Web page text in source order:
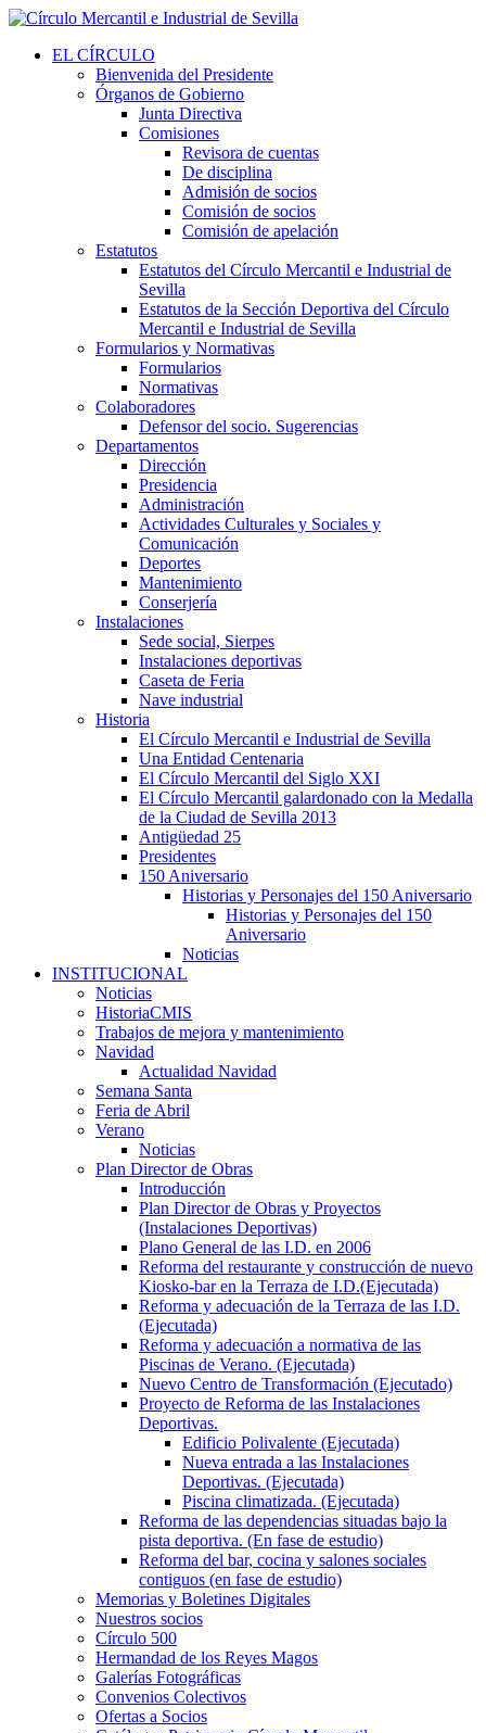
EL CÍRCULO
Bienvenida del Presidente
Órganos de Gobierno
Junta Directiva
Comisiones
Revisora de cuentas
De disciplina
Admisión de socios
Comisión de socios
Comisión de apelación
Estatutos
Estatutos del Círculo Mercantil e Industrial de
Sevilla
Estatutos de la Sección Deportiva del Círculo
Mercantil e Industrial de Sevilla
Formularios y Normativas
Formularios
Normativas
Colaboradores
Defensor del socio. Sugerencias
Departamentos
Dirección
Presidencia
Administración
Actividades Culturales y Sociales y
Comunicación
Deportes
Mantenimiento
Conserjería
Instalaciones
Sede social, Sierpes
Instalaciones deportivas
Caseta de Feria
Nave industrial
Historia
El Círculo Mercantil e Industrial de Sevilla
Una Entidad Centenaria
El Círculo Mercantil del Siglo XXI
El Círculo Mercantil galardonado con la Medalla
de la Ciudad de Sevilla 2013
Antigüedad 25
Presidentes
150 Aniversario
Historias y Personajes del 150 Aniversario
Historias y Personajes del 150
Aniversario
Noticias
INSTITUCIONAL
Noticias
HistoriaCMIS
Trabajos de mejora y mantenimiento
Navidad
Actualidad Navidad
Semana Santa
Feria de Abril
Verano
Noticias
Plan Director de Obras
Introducción
Plan Director de Obras y Proyectos
(Instalaciones Deportivas)
Plano General de las I.D. en 2006
Reforma del restaurante y construcción de nuevo
Kiosko-bar en la Terraza de I.D.(Ejecutada)
Reforma y adecuación de la Terraza de las I.D.
(Ejecutada)
Reforma y adecuación a normativa de las
Piscinas de Verano. (Ejecutada)
Nuevo Centro de Transformación (Ejecutado)
Proyecto de Reforma de las Instalaciones
Deportivas.
Edificio Polivalente (Ejecutada)
Nueva entrada a las Instalaciones
Deportivas. (Ejecutada)
Piscina climatizada. (Ejecutada)
Reforma de las dependencias situadas bajo la
pista deportiva. (En fase de estudio)
Reforma del bar, cocina y salones sociales
contiguos (en fase de estudio)
Memorias y Boletines Digitales
Nuestros socios
Círculo 500
Hermandad de los Reyes Magos
Galerías Fotográficas
Convenios Colectivos
Ofertas a Socios